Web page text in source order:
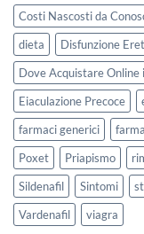
Costi Nascosti da
dieta
Disfunzione
Dove Acquistare Online
Eiaculazione Precoce
farmaci generici
Poxet
Priapismo
Sildenafil
Sintomi
Vardenafil
viagra